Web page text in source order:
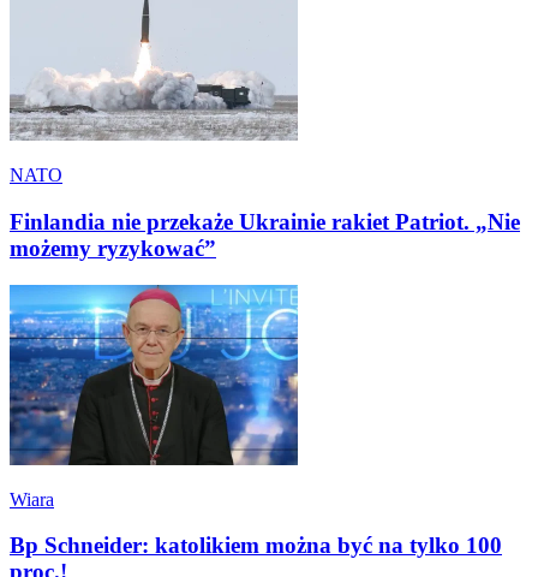
NATO
Finlandia nie przekaże Ukrainie rakiet Patriot. „Nie
możemy ryzykować”
Wiara
Bp Schneider: katolikiem można być na tylko 100